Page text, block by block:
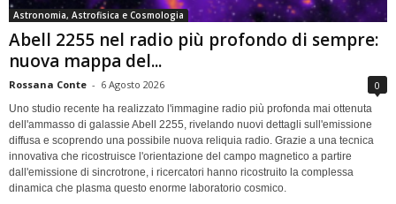
Astronomia, Astrofisica e Cosmologia
Abell 2255 nel radio più profondo di sempre:
nuova mappa del...
Rossana Conte - 6 Agosto 2026 0
Uno studio recente ha realizzato l'immagine radio più profonda mai ottenuta
dell'ammasso di galassie Abell 2255, rivelando nuovi dettagli sull'emissione
diffusa e scoprendo una possibile nuova reliquia radio. Grazie a una tecnica
innovativa che ricostruisce l'orientazione del campo magnetico a partire
dall'emissione di sincrotrone, i ricercatori hanno ricostruito la complessa
dinamica che plasma questo enorme laboratorio cosmico.